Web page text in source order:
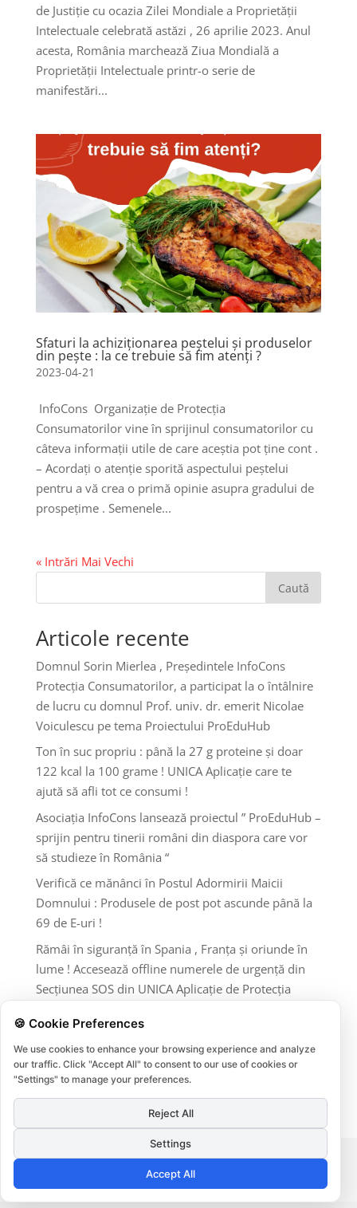
de Justiție cu ocazia Zilei Mondiale a Proprietății
Intelectuale celebrată astăzi , 26 aprilie 2023. Anul
acesta, România marchează Ziua Mondială a
Proprietății Intelectuale printr-o serie de
manifestări...
Sfaturi la achiziționarea peștelui și produselor
din pește : la ce trebuie să fim atenți ?
2023-04-21
InfoCons Organizație de Protecția
Consumatorilor vine în sprijinul consumatorilor cu
câteva informații utile de care aceștia pot ține cont .
– Acordați o atenție sporită aspectului peștelui
pentru a vă crea o primă opinie asupra gradului de
prospețime . Semenele...
« Intrări Mai Vechi
Caută
Articole recente
Domnul Sorin Mierlea , Președintele InfoCons
Protecția Consumatorilor, a participat la o întâlnire
de lucru cu domnul Prof. univ. dr. emerit Nicolae
Voiculescu pe tema Proiectului ProEduHub
Ton în suc propriu : până la 27 g proteine și doar
122 kcal la 100 grame ! UNICA Aplicație care te
ajută să afli tot ce consumi !
Asociația InfoCons lansează proiectul ” ProEduHub –
sprijin pentru tinerii români din diaspora care vor
să studieze în România “
Verifică ce mănânci în Postul Adormirii Maicii
Domnului : Produsele de post pot ascunde până la
69 de E-uri !
Rămâi în siguranță în Spania , Franța și oriunde în
lume ! Accesează offline numerele de urgență din
Secțiunea SOS din UNICA Aplicație de Protecția
Comentarii recente
Niciun comentariu de arătat.
Termeni si conditii
Protectia datelor
Cookies
🍪 Cookie Preferences
We use cookies to enhance your browsing experience and analyze
our traffic. Click "Accept All" to consent to our use of cookies or
"Settings" to manage your preferences.
Reject All
Settings
Accept All